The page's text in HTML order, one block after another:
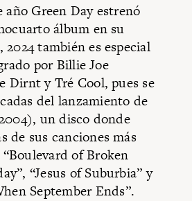
año Green Day estrenó
álbum en su
2024 también es especial
por Billie Joe
Dirnt y Tré Cool, pues se
del lanzamiento de
un disco donde
de sus canciones más
of Broken
“Jesus of Suburbia” y
September Ends”.